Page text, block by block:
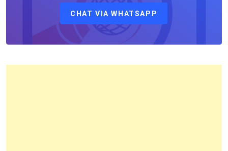
Pertanahan
Kota
CHAT VIA WHATSAPP